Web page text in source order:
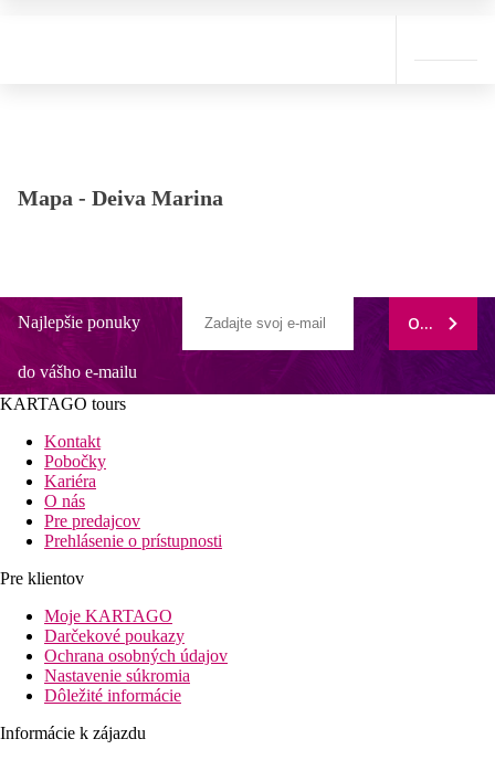
Mapa - Deiva Marina
Najlepšie ponuky
do vášho e-mailu
ODOBERAŤ
KARTAGO tours
Kontakt
Pobočky
Kariéra
O nás
Pre predajcov
Prehlásenie o prístupnosti
Pre klientov
Moje KARTAGO
Darčekové poukazy
Ochrana osobných údajov
Nastavenie súkromia
Dôležité informácie
Informácie k zájazdu